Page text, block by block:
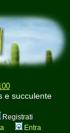
e succulente
Registrati
Entra